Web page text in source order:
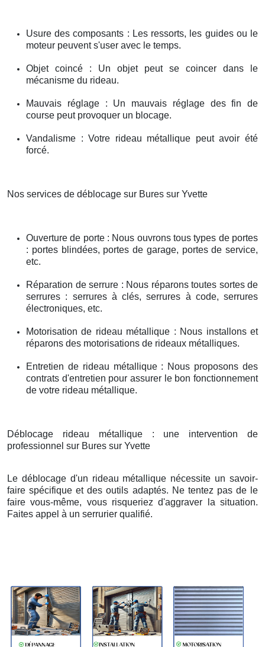
Usure des composants : Les ressorts, les guides ou le
moteur peuvent s'user avec le temps.
Objet coincé : Un objet peut se coincer dans le
mécanisme du rideau.
Mauvais réglage : Un mauvais réglage des fin de
course peut provoquer un blocage.
Vandalisme : Votre rideau métallique peut avoir été
forcé.
Nos services de déblocage sur Bures sur Yvette
Ouverture de porte : Nous ouvrons tous types de portes
: portes blindées, portes de garage, portes de service,
etc.
Réparation de serrure : Nous réparons toutes sortes de
serrures : serrures à clés, serrures à code, serrures
électroniques, etc.
Motorisation de rideau métallique : Nous installons et
réparons des motorisations de rideaux métalliques.
Entretien de rideau métallique : Nous proposons des
contrats d'entretien pour assurer le bon fonctionnement
de votre rideau métallique.
Déblocage rideau métallique : une intervention de
professionnel sur Bures sur Yvette
Le déblocage d'un rideau métallique nécessite un savoir-
faire spécifique et des outils adaptés. Ne tentez pas de le
faire vous-même, vous risqueriez d'aggraver la situation.
Faites appel à un serrurier qualifié.